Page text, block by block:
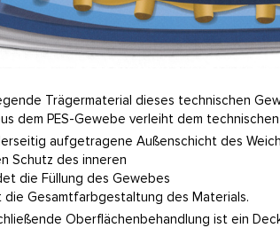
Trägermaterial dieses technischen
dem PES-Gewebe verleiht dem
aufgetragene Außenschicht des
Schutz des inneren
die Füllung des Gewebes
die Gesamtfarbgestaltung des Materials.
Oberflächenbehandlung ist ein